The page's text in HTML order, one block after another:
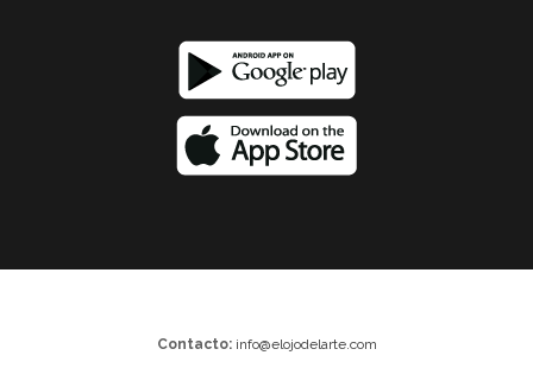
Contacto: info@elojodelarte.com